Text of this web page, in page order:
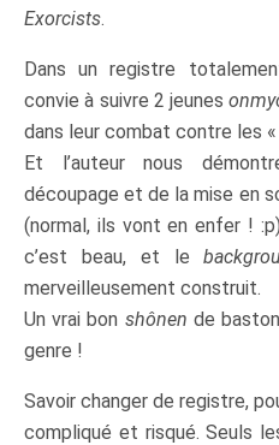
Exorcists.
Dans un registre
convie à suivre 2 jeunes
dans leur combat contre les «
Et l’auteur nous
découpage et de la mise en
(normal, ils vont en enfer !
c’est beau, et le
merveilleusement construit.
Un vrai bon shônen de
genre !
Savoir changer de registre,
compliqué et risqué. Seuls